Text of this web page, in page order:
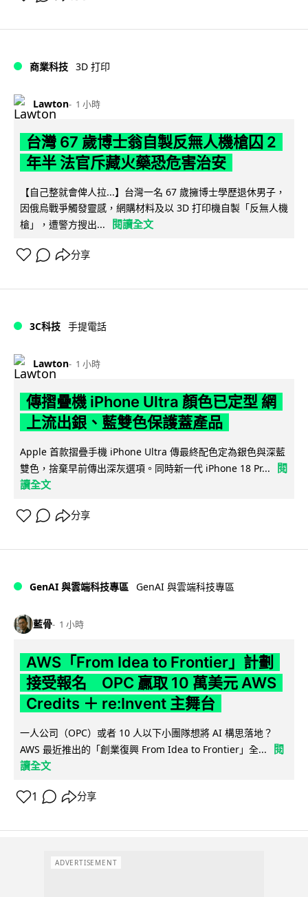
商業科技 3D 打印
Lawton 1 小時
台灣 67 歲博士翁自製反無人機槍囚 2
年半 法官斥藏火藥恐危害治安
【自己整就會俾人拉...】台灣一名 67 歲擁博士學歷退休男子，
因俄烏戰爭觸發靈感，網購材料及以 3D 打印機自製「反無人機
槍」，遭警方搜出...
閱讀全文
分享
3C科技 手提電話
Lawton 1 小時
傳摺疊機 iPhone Ultra 顏色已定型 網
上流出銀、藍雙色保護蓋產品
Apple 首款摺疊手機 iPhone Ultra 傳最終配色定為銀色與深藍
雙色，捨棄早前傳出深灰選項。同時新一代 iPhone 18 Pr...
閱
讀全文
分享
GenAI 與雲端科技專區 GenAI 與雲端科技專區
藍骨 1 小時
AWS「From Idea to Frontier」計劃
接受報名 OPC 贏取 10 萬美元 AWS
Credits ＋ re:Invent 主舞台
一人公司（OPC）或者 10 人以下小團隊想將 AI 構思落地？
AWS 最近推出的「創業復興 From Idea to Frontier」全...
閱
讀全文
1 分享
ADVERTISEMENT